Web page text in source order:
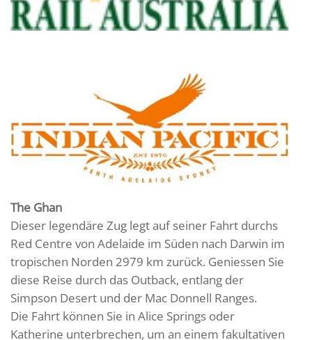
The Ghan
Dieser legendäre Zug legt auf seiner Fahrt durchs
Red Centre von Adelaide im Süden nach Darwin im
tropischen Norden 2979 km zurück. Geniessen Sie
diese Reise durch das Outback, entlang der
Simpson Desert und der Mac Donnell Ranges.
Die Fahrt können Sie in Alice Springs oder
Katherine unterbrechen, um an einem fakultativen